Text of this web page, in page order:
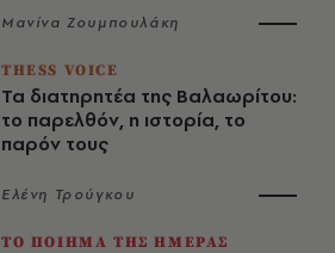
Μανίνα Ζουμπουλάκη
THESS VOICE
Τα διατηρητέα της Βαλαωρίτου:
το παρελθόν, η ιστορία, το
παρόν τους
Ελένη Τρούγκου
ΤΟ ΠΟΙΗΜΑ ΤΗΣ ΗΜΕΡΑΣ